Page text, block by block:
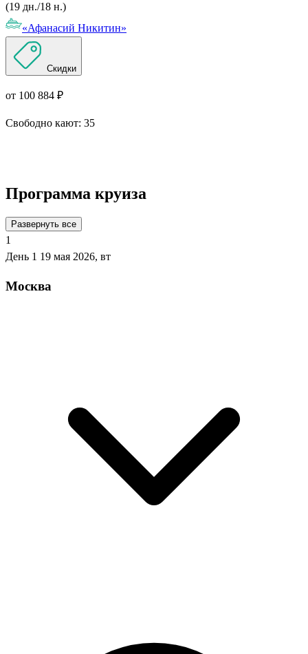
(19 дн./18 н.)
«Афанасий Никитин»
Скидки
от 100 884 ₽
Свободно кают: 35
Программа круиза
Развернуть все
1
День 1 19 мая 2026, вт
Москва